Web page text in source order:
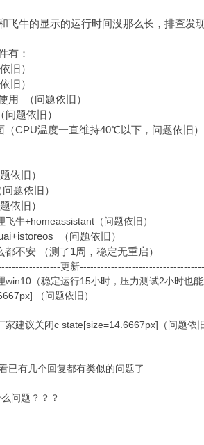
飞牛的显示的运行时间没那么长，排查
有：
旧）
旧）
用 （问题依旧）
题依旧）
（CPU温度一直维持40℃以下，问题依旧）
依旧）
题依旧）
依旧）
牛+homeassistant（问题依旧）
（问题依旧）
不安 （测了1周，稳定无重启）
更新
（稳定运行15小时，压力测试2小时也能
（问题依旧）
建议关闭c state[size=14.6667px]（问题依旧
已有几个回复都有类似的问题了
问题？？？